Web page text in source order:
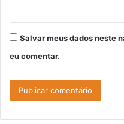
Salvar meus dados neste
eu comentar.